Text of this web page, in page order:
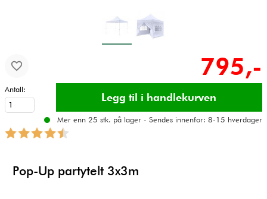
795,-
Antall:
Mer enn 25 stk. på lager - Sendes innenfor: 8-15 hverdager
Pop-Up partytelt 3x3m